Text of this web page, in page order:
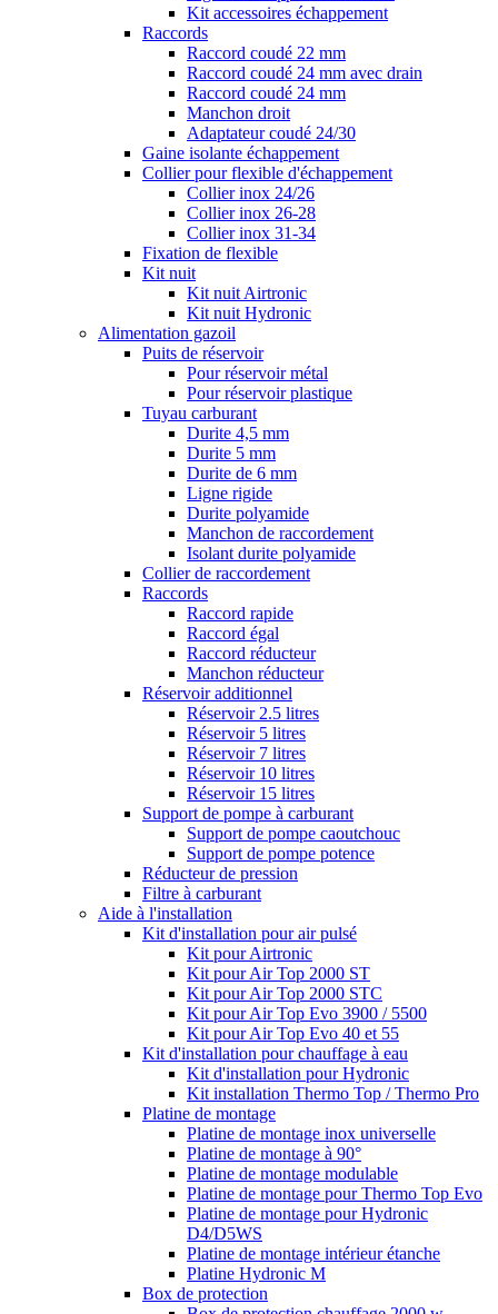
Kit accessoires échappement
Raccords
Raccord coudé 22 mm
Raccord coudé 24 mm avec drain
Raccord coudé 24 mm
Manchon droit
Adaptateur coudé 24/30
Gaine isolante échappement
Collier pour flexible d'échappement
Collier inox 24/26
Collier inox 26-28
Collier inox 31-34
Fixation de flexible
Kit nuit
Kit nuit Airtronic
Kit nuit Hydronic
Alimentation gazoil
Puits de réservoir
Pour réservoir métal
Pour réservoir plastique
Tuyau carburant
Durite 4,5 mm
Durite 5 mm
Durite de 6 mm
Ligne rigide
Durite polyamide
Manchon de raccordement
Isolant durite polyamide
Collier de raccordement
Raccords
Raccord rapide
Raccord égal
Raccord réducteur
Manchon réducteur
Réservoir additionnel
Réservoir 2.5 litres
Réservoir 5 litres
Réservoir 7 litres
Réservoir 10 litres
Réservoir 15 litres
Support de pompe à carburant
Support de pompe caoutchouc
Support de pompe potence
Réducteur de pression
Filtre à carburant
Aide à l'installation
Kit d'installation pour air pulsé
Kit pour Airtronic
Kit pour Air Top 2000 ST
Kit pour Air Top 2000 STC
Kit pour Air Top Evo 3900 / 5500
Kit pour Air Top Evo 40 et 55
Kit d'installation pour chauffage à eau
Kit d'installation pour Hydronic
Kit installation Thermo Top / Thermo Pro
Platine de montage
Platine de montage inox universelle
Platine de montage à 90°
Platine de montage modulable
Platine de montage pour Thermo Top Evo
Platine de montage pour Hydronic
D4/D5WS
Platine de montage intérieur étanche
Platine Hydronic M
Box de protection